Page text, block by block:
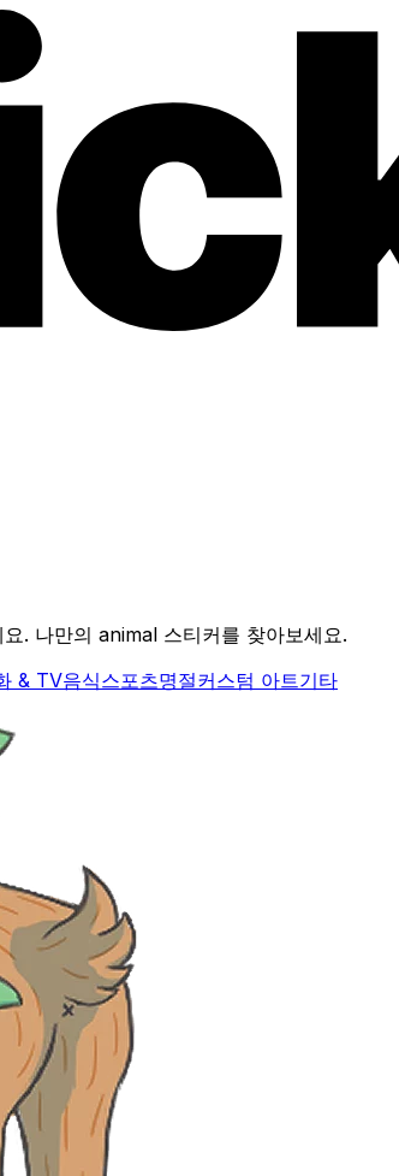
. 나만의 animal 스티커를 찾아보세요.
& TV음식스포츠명절커스텀 아트기타